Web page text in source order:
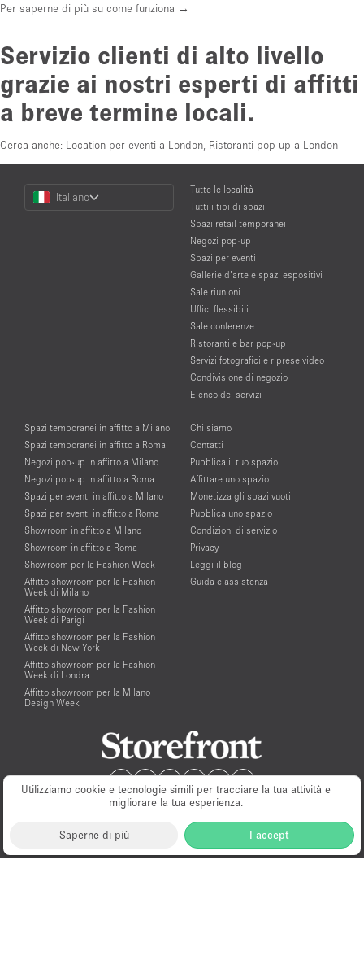
Utilizziamo cookie e tecnologie simili per tracciare la tua attività e
migliorare la tua esperienza.
Saperne di più I accept
Per saperne di più su come funziona →
Servizio clienti di alto livello
grazie ai nostri esperti di affitti
a breve termine locali.
Cerca anche: Location per eventi a London Ristoranti pop-up a London
Choose
Language
Italiano
Tutte le località
Tutti i tipi di spazi
Spazi retail temporanei
Negozi pop-up
Spazi per eventi
Gallerie d’arte e spazi espositivi
Sale riunioni
Uffici flessibili
Sale conferenze
Ristoranti e bar pop-up
Servizi fotografici e riprese video
Condivisione di negozio
Elenco dei servizi
Spazi temporanei in affitto a Milano
Spazi temporanei in affitto a Roma
Negozi pop-up in affitto a Milano
Negozi pop-up in affitto a Roma
Spazi per eventi in affitto a Milano
Spazi per eventi in affitto a Roma
Showroom in affitto a Milano
Showroom in affitto a Roma
Showroom per la Fashion Week
Affitto showroom per la Fashion
Week di Milano
Affitto showroom per la Fashion
Week di Parigi
Affitto showroom per la Fashion
Week di New York
Affitto showroom per la Fashion
Week di Londra
Affitto showroom per la Milano
Design Week
Chi siamo
Contatti
Pubblica il tuo spazio
Affittare uno spazio
Monetizza gli spazi vuoti
Pubblica uno spazio
Condizioni di servizio
Privacy
Leggi il blog
Guida e assistenza
Milano